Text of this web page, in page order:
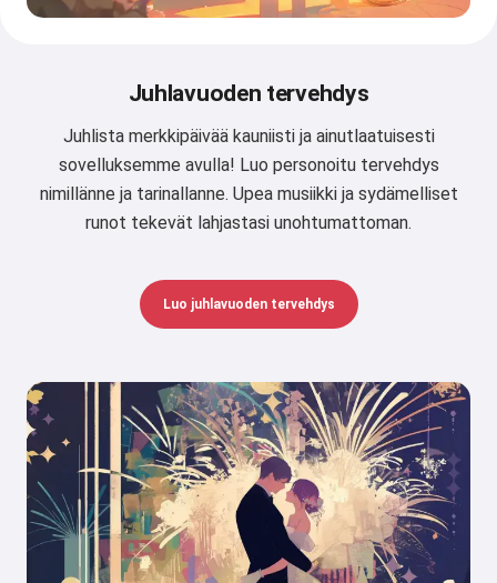
Juhlavuoden tervehdys
Juhlista merkkipäivää kauniisti ja ainutlaatuisesti
sovelluksemme avulla! Luo personoitu tervehdys
nimillänne ja tarinallanne. Upea musiikki ja sydämelliset
runot tekevät lahjastasi unohtumattoman.
Luo juhlavuoden tervehdys